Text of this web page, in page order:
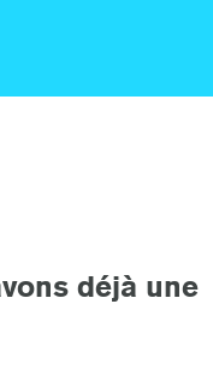
déjà une